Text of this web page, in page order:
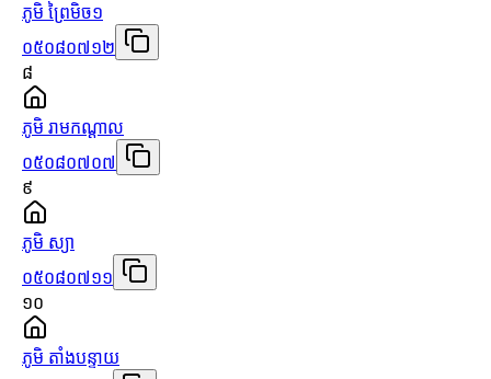
ភូមិ ព្រៃមិច១
០៥០៨០៧១២
៨
ភូមិ រាមកណ្ដាល
០៥០៨០៧០៧
៩
ភូមិ ស្យា
០៥០៨០៧១១
១០
ភូមិ តាំងបន្ទាយ